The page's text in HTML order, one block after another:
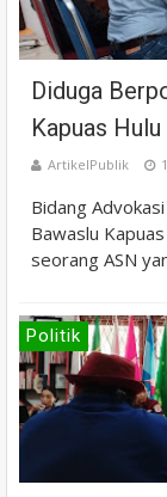
Diduga
Kapuas
ArtikelPublik
Bidang
Bawaslu
seorang ASN
Politik